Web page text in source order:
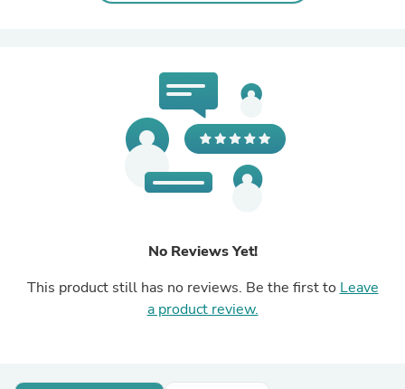
No Reviews Yet!
This product still has no reviews. Be the first to Leave
a product review.